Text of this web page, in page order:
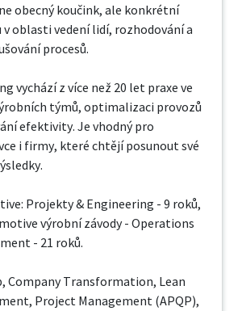
obecný koučink, ale konkrétní
v oblasti vedení lidí, rozhodování a
procesů.
vychází z více než 20 let praxe ve
týmů, optimalizaci provozů
efektivity. Je vhodný pro
i firmy, které chtějí posunout své
Projekty & Engineering - 9 roků,
výrobní závody - Operations
- 21 roků.
Company Transformation, Lean
Project Management (APQP),